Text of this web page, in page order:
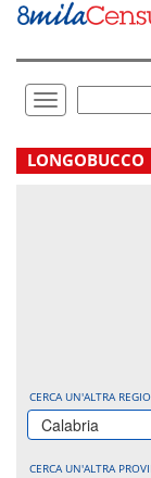
Vai
direttamente
Toggle
navigation
LONGOBUCCO
CERCA UN'ALTRA
Calabria
CERCA UN'ALTRA